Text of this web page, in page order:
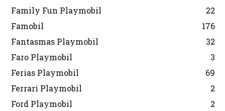
Family Fun Playmobil
22
Famobil
176
Fantasmas Playmobil
32
Faro Playmobil
3
Ferias Playmobil
69
Ferrari Playmobil
2
Ford Playmobil
2